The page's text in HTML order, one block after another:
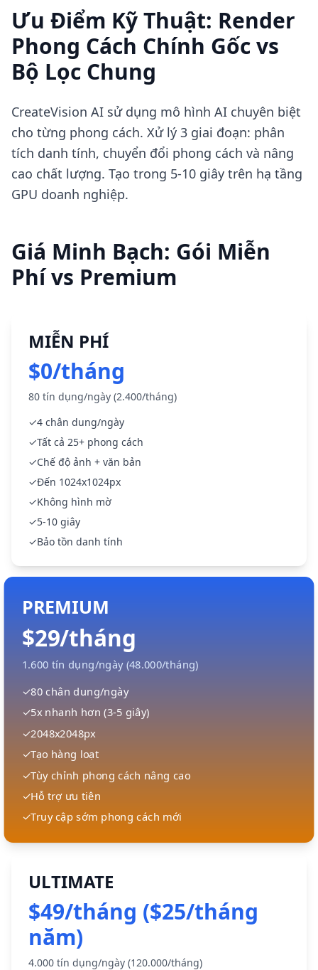
Ưu Điểm Kỹ Thuật: Render
Phong Cách Chính Gốc vs
Bộ Lọc Chung
CreateVision AI sử dụng mô hình AI chuyên biệt
cho từng phong cách. Xử lý 3 giai đoạn: phân
tích danh tính, chuyển đổi phong cách và nâng
cao chất lượng. Tạo trong 5-10 giây trên hạ tầng
GPU doanh nghiệp.
Giá Minh Bạch: Gói Miễn
Phí vs Premium
MIỄN PHÍ
$0/tháng
80 tín dụng/ngày (2.400/tháng)
✓4 chân dung/ngày
✓Tất cả 25+ phong cách
✓Chế độ ảnh + văn bản
✓Đến 1024x1024px
✓Không hình mờ
✓5-10 giây
✓Bảo tồn danh tính
PREMIUM
$29/tháng
1.600 tín dụng/ngày (48.000/tháng)
✓80 chân dung/ngày
✓5x nhanh hơn (3-5 giây)
✓2048x2048px
✓Tạo hàng loạt
✓Tùy chỉnh phong cách nâng cao
✓Hỗ trợ ưu tiên
✓Truy cập sớm phong cách mới
ULTIMATE
$49/tháng ($25/tháng
năm)
4.000 tín dụng/ngày (120.000/tháng)